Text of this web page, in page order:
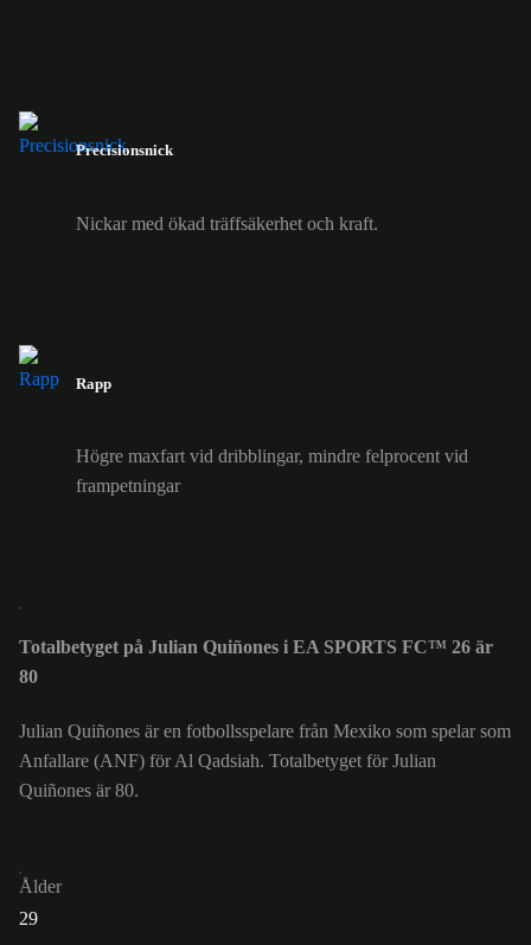
Precisionsnick
Nickar med ökad träffsäkerhet och kraft.
Rapp
Högre maxfart vid dribblingar, mindre felprocent vid
frampetningar
Totalbetyget på Julian Quiñones i EA SPORTS FC™ 26 är
80
Julian Quiñones är en fotbollsspelare från Mexiko som spelar som
Anfallare (ANF) för Al Qadsiah. Totalbetyget för Julian
Quiñones är 80.
Ålder
29